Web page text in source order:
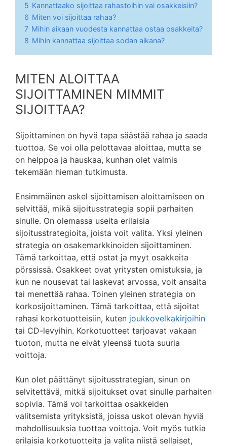
5 Kannattaako sijoittaa rahastoihin vai osakkeisiin?
6 Miten voi sijoittaa rahaa?
7 Mihin aikaan vuodesta kannattaa ostaa osakkeita?
8 Mihin kannattaa sijoittaa sodan aikana?
MITEN ALOITTAA
SIJOITTAMINEN MIMMIT
SIJOITTAA?
Sijoittaminen on hyvä tapa säästää rahaa ja saada
tuottoa. Se voi olla pelottavaa aloittaa, mutta se
on helppoa ja hauskaa, kunhan olet valmis
tekemään hieman tutkimusta.
Ensimmäinen askel sijoittamisen aloittamiseen on
selvittää, mikä sijoitusstrategia sopii parhaiten
sinulle. On olemassa useita erilaisia
sijoitusstrategioita, joista voit valita. Yksi yleinen
strategia on osakemarkkinoiden sijoittaminen.
Tämä tarkoittaa, että ostat ja myyt osakkeita
pörssissä. Osakkeet ovat yritysten omistuksia, ja
kun ne nousevat tai laskevat arvossa, voit ansaita
tai menettää rahaa. Toinen yleinen strategia on
korkosijoittaminen. Tämä tarkoittaa, että sijoitat
rahasi korkotuotteisiin, kuten joukkovelkakirjoihin
tai CD-levyihin. Korkotuotteet tarjoavat vakaan
tuoton, mutta ne eivät yleensä tuota suuria
voittoja.
Kun olet päättänyt sijoitusstrategian, sinun on
selvitettävä, mitkä sijoitukset ovat sinulle parhaiten
sopivia. Tämä voi tarkoittaa osakkeiden
valitsemista yrityksistä, joissa uskot olevan hyviä
mahdollisuuksia tuottaa voittoja. Voit myös tutkia
erilaisia korkotuotteita ja valita niistä sellaiset,